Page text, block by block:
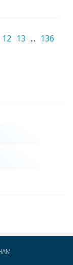
12 13 ... 136